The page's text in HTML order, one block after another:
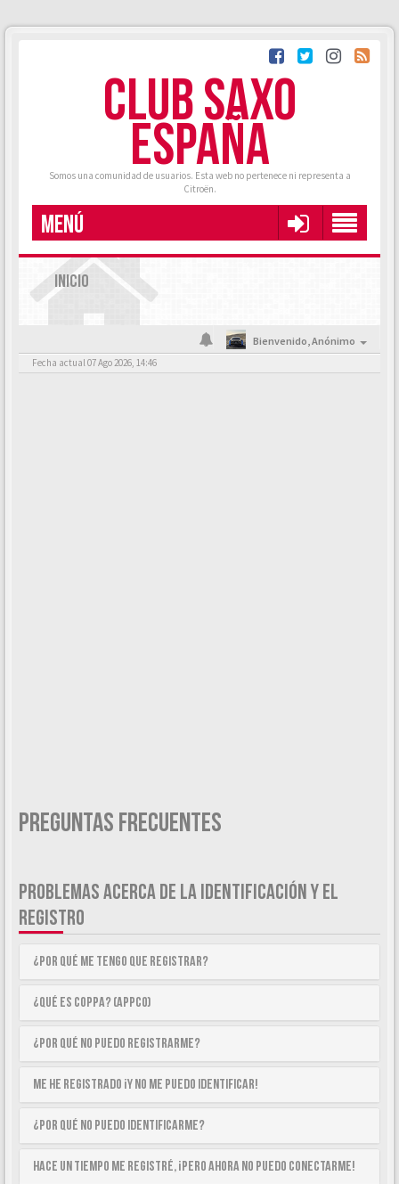
CLUB SAXO
ESPAÑA
Somos una comunidad de usuarios. Esta web no pertenece ni representa a
Citroën.
MENÚ
INICIO
Bienvenido,Anónimo
Fecha actual 07 Ago 2026, 14:46
Preguntas Frecuentes
PROBLEMAS ACERCA DE LA IDENTIFICACIÓN Y EL
REGISTRO
¿Por qué me tengo que registrar?
¿Qué es COPPA? (APPCO)
¿Por qué no puedo registrarme?
Me he registrado ¡y no me puedo identificar!
¿Por qué no puedo identificarme?
Hace un tiempo me registré, ¡pero ahora no puedo conectarme!